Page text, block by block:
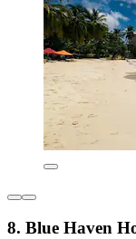
8. Blue Haven